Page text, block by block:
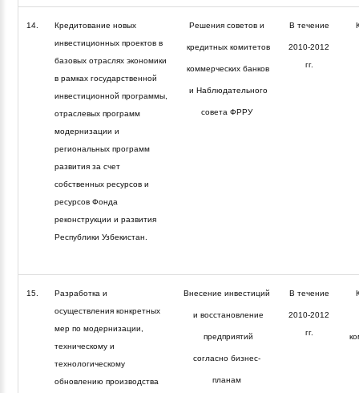
14.
Кредитование новых
инвестиционных проектов в
базовых отраслях экономики
в рамках государственной
инвестиционной программы,
отраслевых программ
модернизации и
региональных программ
развития за счет
собственных ресурсов и
ресурсов Фонда
реконструкции и развития
Республики Узбекистан.
Решения советов и
кредитных комитетов
коммерческих банков
и Наблюдательного
совета ФРРУ
В течение
2010-2012
гг.
15.
Разработка и
осуществления конкретных
мер по модернизации,
техническому и
технологическому
обновлению производства
Внесение инвестиций
и восстановление
предприятий
согласно бизнес-
планам
В течение
2010-2012
гг.